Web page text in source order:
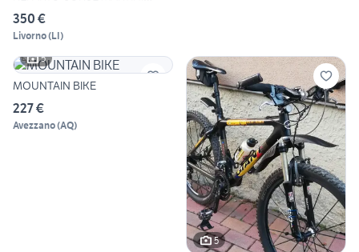
RACING
350 €
Livorno(LI)
5
MOUNTAIN BIKE
227 €
Avezzano(AQ)
5